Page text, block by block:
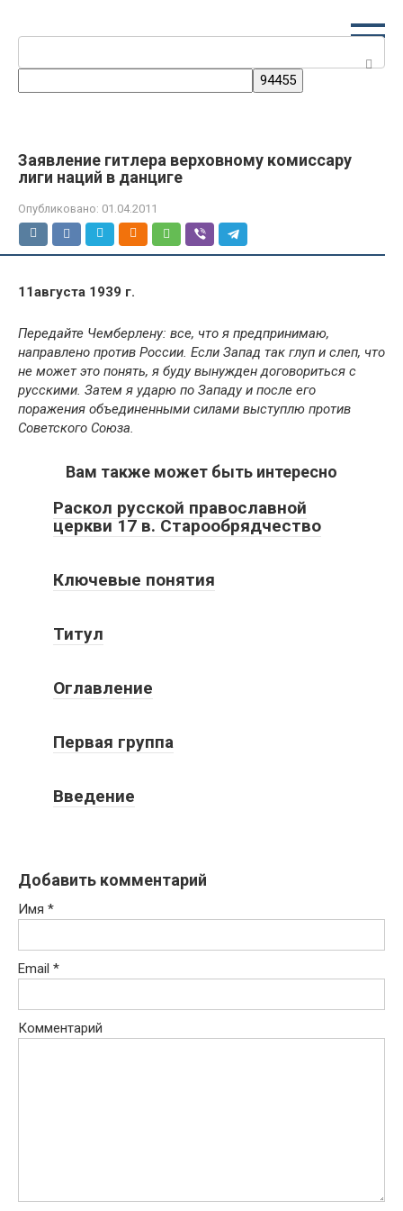
Заявление гитлера верховному комиссару
лиги наций в данциге
Опубликовано: 01.04.2011
11августа 1939 г.
Передайте Чемберлену: все, что я предпринимаю,
направлено против России. Если Запад так глуп и слеп, что
не может это понять, я буду вынужден договориться с
русскими. Затем я ударю по Западу и после его
поражения объединенными силами выступлю против
Советского Союза.
Вам также может быть интересно
Раскол русской православной
церкви 17 в. Старообрядчество
Ключевые понятия
Титул
Оглавление
Первая группа
Введение
Добавить комментарий
Имя *
Email *
Комментарий